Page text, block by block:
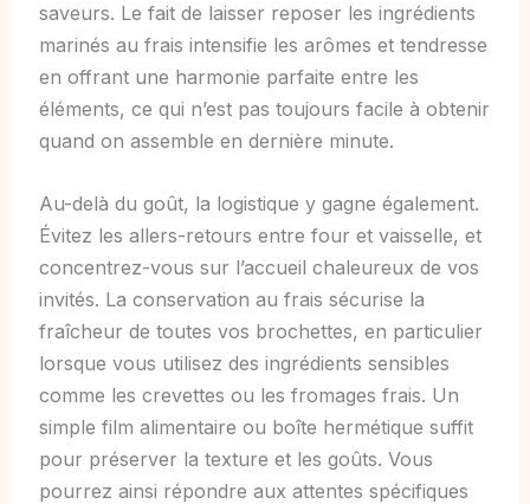
saveurs. Le fait de laisser reposer les ingrédients
marinés au frais intensifie les arômes et tendresse
en offrant une harmonie parfaite entre les
éléments, ce qui n’est pas toujours facile à obtenir
quand on assemble en dernière minute.
Au-delà du goût, la logistique y gagne également.
Évitez les allers-retours entre four et vaisselle, et
concentrez-vous sur l’accueil chaleureux de vos
invités. La conservation au frais sécurise la
fraîcheur de toutes vos brochettes, en particulier
lorsque vous utilisez des ingrédients sensibles
comme les crevettes ou les fromages frais. Un
simple film alimentaire ou boîte hermétique suffit
pour préserver la texture et les goûts. Vous
pourrez ainsi répondre aux attentes spécifiques